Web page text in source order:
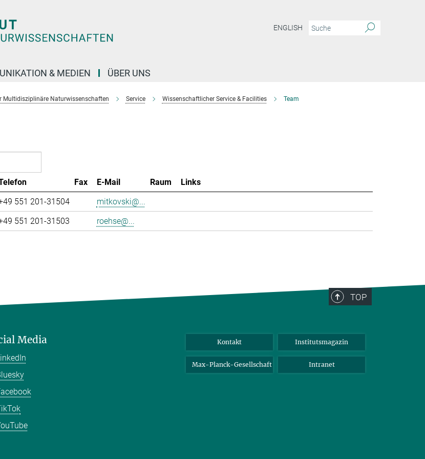
ENGLISH
& MEDIEN ÜBER UNS
Multidisziplinäre Naturwissenschaften Service Wissenschaftlicher Service & Facilities Team
Fax E-Mail Raum
Links
551 201-31504
mitkovski@...
551 201-31503 roehse@...
TOP
Media Kontakt Institutsmagazin
Max-Planck-Gesellschaft Intranet